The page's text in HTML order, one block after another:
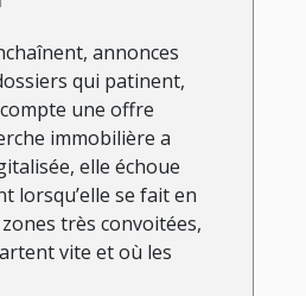
annonces
qui patinent,
une offre
immobilière a
elle échoue
lorsqu’elle se fait en
très convoitées,
vite et où les